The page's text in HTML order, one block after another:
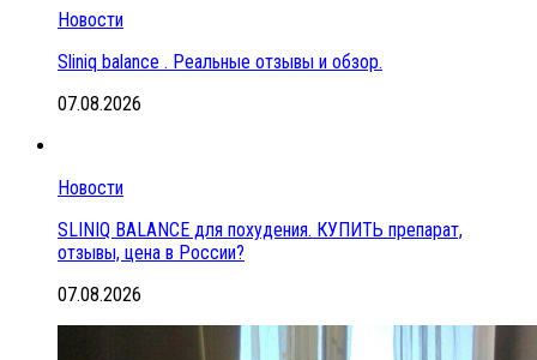
Новости
Sliniq balance . Реальные отзывы и обзор.
07.08.2026
Новости
SLINIQ BALANCE для похудения. КУПИТЬ препарат,
отзывы, цена в России?
07.08.2026